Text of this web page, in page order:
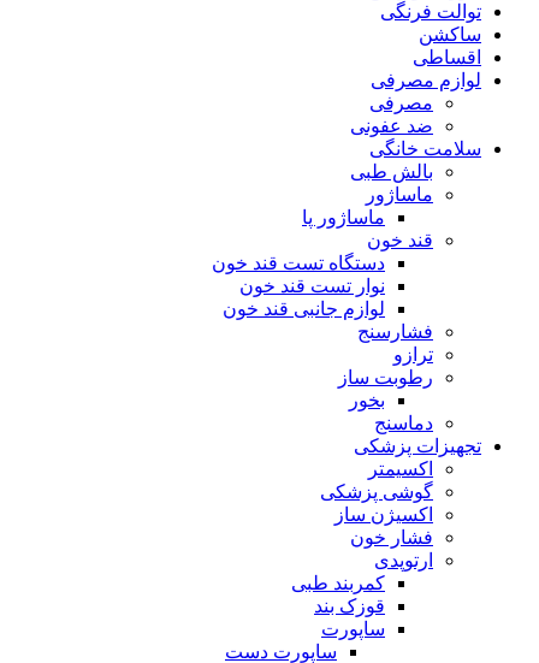
توالت فرنگی
ساکشن
اقساطی
لوازم مصرفی
مصرفی
ضد عفونی
سلامت خانگی
بالش طبی
ماساژور
ماساژور پا
قند خون
دستگاه تست قند خون
نوار تست قند خون
لوازم جانبی قند خون
فشارسنج
ترازو
رطوبت ساز
بخور
دماسنج
تجهیزات پزشکی
اکسیمتر
گوشی پزشکی
اکسیژن ساز
فشار خون
ارتوپدی
کمربند طبی
قوزک بند
ساپورت
ساپورت دست